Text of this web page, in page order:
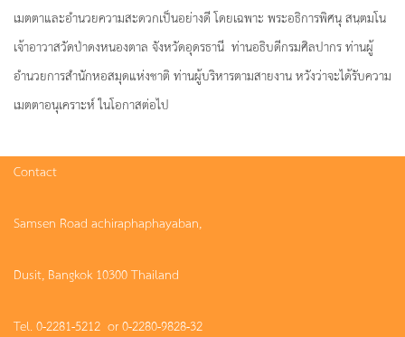
เมตตาและอำนวยความสะดวกเป็นอย่างดี โดยเฉพาะ พระอธิการพิศนุ สนฺตมโน
เจ้าอาวาสวัดป่าดงหนองตาล จังหวัดอุดรธานี ท่านอธิบดีกรมศิลปากร ท่านผู้
อำนวยการสำนักหอสมุดแห่งชาติ ท่านผู้บริหารตามสายงาน หวังว่าจะได้รับความ
เมตตาอนุเคราะห์ ในโอกาสต่อไป
Contact
Samsen Road achiraphaphayaban,
Dusit, Bangkok 10300 Thailand
Tel. 0-2281-5212 or 0-2280-9828-32